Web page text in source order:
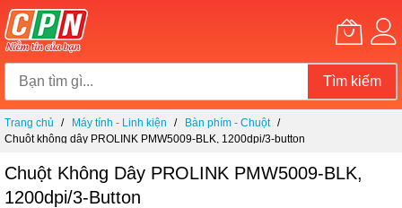
Tìm kiếm
Chuyển
đến
dung
Trang chủ Máy tính - Linh kiện
Bàn phím - Chuột
Chuột không dây PROLINK PMW5009-BLK, 1200dpi/3-button
Chuột Không Dây PROLINK PMW5009-BLK,
1200dpi/3-Button